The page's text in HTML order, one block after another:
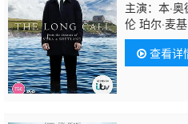
主演：本·
伦 珀尔·麦
·海因德
Gordy 内尔
伦·威廉姆斯
查看详